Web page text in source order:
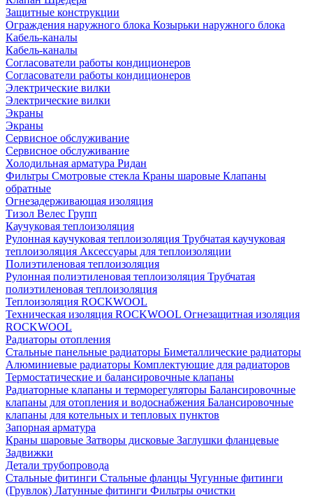
Защитные конструкции
Ограждения наружного блока Козырьки наружного блока
Кабель-каналы
Кабель-каналы
Согласователи работы кондиционеров
Согласователи работы кондиционеров
Электрические вилки
Электрические вилки
Экраны
Экраны
Сервисное обслуживание
Сервисное обслуживание
Холодильная арматура Ридан
Фильтры Смотровые стекла Краны шаровые Клапаны
обратные
Огнезадерживающая изоляция
Тизол Велес Групп
Каучуковая теплоизоляция
Рулонная каучуковая теплоизоляция Трубчатая каучуковая
теплоизоляция Аксессуары для теплоизоляции
Полиэтиленовая теплоизоляция
Рулонная полиэтиленовая теплоизоляция Трубчатая
полиэтиленовая теплоизоляция
Теплоизоляция ROCKWOOL
Техническая изоляция ROCKWOOL Огнезащитная изоляция
ROCKWOOL
Радиаторы отопления
Стальные панельные радиаторы Биметаллические радиаторы
Алюминиевые радиаторы Комплектующие для радиаторов
Термостатические и балансировочные клапаны
Радиаторные клапаны и терморегуляторы Балансировочные
клапаны для отопления и водоснабжения Балансировочные
клапаны для котельных и тепловых пунктов
Запорная арматура
Краны шаровые Затворы дисковые Заглушки фланцевые
Задвижки
Детали трубопровода
Стальные фитинги Стальные фланцы Чугунные фитинги
(Грувлок) Латунные фитинги Фильтры очистки